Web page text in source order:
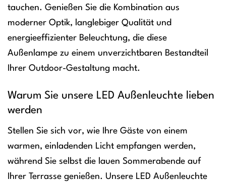
tauchen. Genießen Sie die Kombination aus
moderner Optik, langlebiger Qualität und
energieeffizienter Beleuchtung, die diese
Außenlampe zu einem unverzichtbaren Bestandteil
Ihrer Outdoor-Gestaltung macht.
Warum Sie unsere LED Außenleuchte lieben
werden
Stellen Sie sich vor, wie Ihre Gäste von einem
warmen, einladenden Licht empfangen werden,
während Sie selbst die lauen Sommerabende auf
Ihrer Terrasse genießen. Unsere LED Außenleuchte